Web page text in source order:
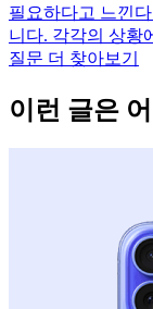
필요하다고 느낀
니다. 각각의 상황
질문 더 찾아보기
이런 글은